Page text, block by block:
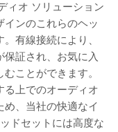
ィオ ソリューション
インのこれらのヘッ
有線接続により、
証され、お気に入
ことができます。
る上でのオーディオ
、当社の快適なイ
ドセットには高度な